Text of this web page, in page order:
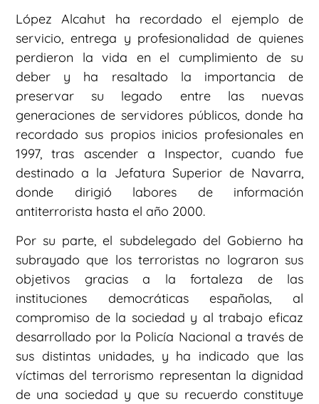
López Alcahut ha recordado el ejemplo de
servicio, entrega y profesionalidad de quienes
perdieron la vida en el cumplimiento de su
deber y ha resaltado la importancia de
preservar su legado entre las nuevas
generaciones de servidores públicos, donde ha
recordado sus propios inicios profesionales en
1997, tras ascender a Inspector, cuando fue
destinado a la Jefatura Superior de Navarra,
donde dirigió labores de información
antiterrorista hasta el año 2000.
Por su parte, el subdelegado del Gobierno ha
subrayado que los terroristas no lograron sus
objetivos gracias a la fortaleza de las
instituciones democráticas españolas, al
compromiso de la sociedad y al trabajo eficaz
desarrollado por la Policía Nacional a través de
sus distintas unidades, y ha indicado que las
víctimas del terrorismo representan la dignidad
de una sociedad y que su recuerdo constituye